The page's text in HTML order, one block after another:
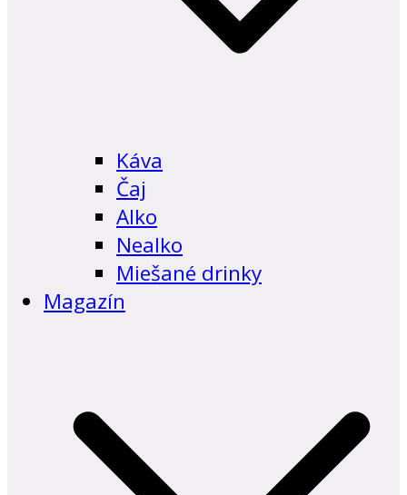
Káva
Čaj
Alko
Nealko
Miešané drinky
Magazín